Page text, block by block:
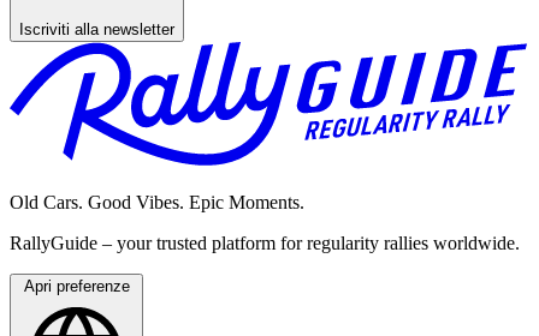
Iscriviti alla newsletter
Old Cars. Good Vibes. Epic Moments.
RallyGuide – your trusted platform for regularity rallies worldwide.
Apri preferenze